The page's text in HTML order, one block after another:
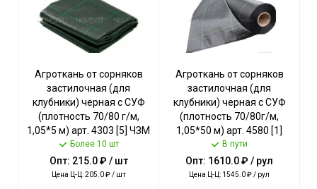
Агроткань от сорняков
застилочная (для
клубники) черная с СУФ
(плотность 70/80 г/м,
1,05*5 м) арт. 4303 [5] ЧЗМ
Более 10 шт
Опт: 215.0 ₽ / шт
Цена Ц-Ц: 205.0 ₽ / шт
Агроткань от сорняков
застилочная (для
клубники) черная с СУФ
(плотность 70/80г/м,
1,05*50 м) арт. 4580 [1]
ЧЗМ
В пути
Опт: 1610.0 ₽ / рул
Цена Ц-Ц: 1545.0 ₽ / рул